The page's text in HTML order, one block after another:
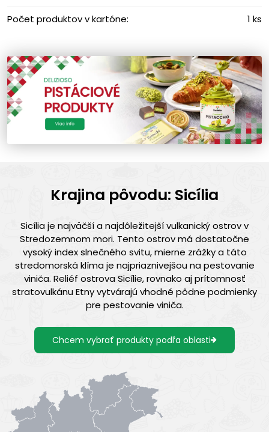
Počet produktov v kartóne: 1 ks
Krajina pôvodu: Sicília
Sicília je najväčší a najdôležitejší vulkanický ostrov v
Stredozemnom mori. Tento ostrov má dostatočne
vysoký index slnečného svitu, mierne zrážky a táto
stredomorská klíma je najpriaznivejšou na pestovanie
viniča. Reliéf ostrova Sicílie, rovnako aj prítomnosť
stratovulkánu Etny vytvárajú vhodné pôdne podmienky
pre pestovanie viniča.
Chcem vybrať produkty podľa oblasti